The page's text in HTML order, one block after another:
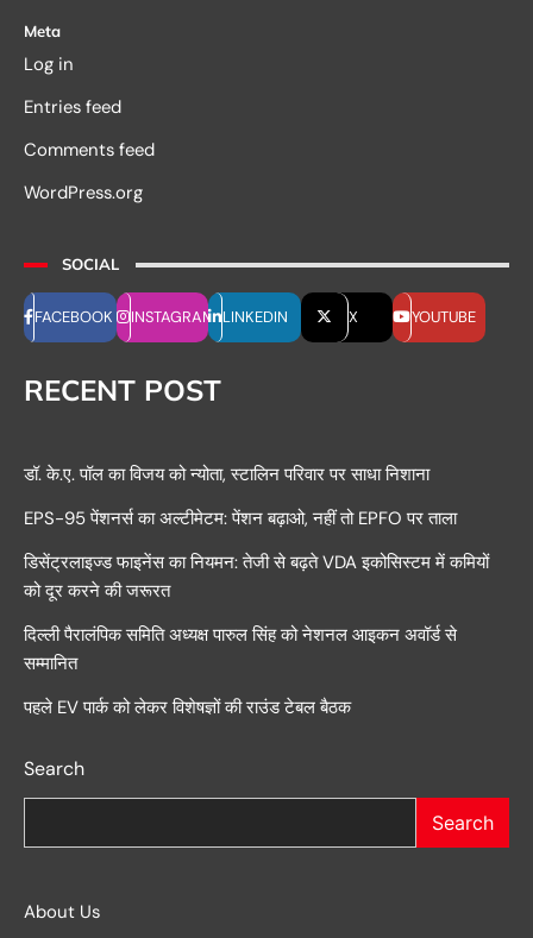
Meta
Log in
Entries feed
Comments feed
WordPress.org
SOCIAL
FACEBOOK INSTAGRAM LINKEDIN X YOUTUBE
RECENT POST
डॉ. के.ए. पॉल का विजय को न्योता, स्टालिन परिवार पर साधा निशाना
EPS-95 पेंशनर्स का अल्टीमेटम: पेंशन बढ़ाओ, नहीं तो EPFO पर ताला
डिसेंट्रलाइज्ड फाइनेंस का नियमन: तेजी से बढ़ते VDA इकोसिस्टम में कमियों
को दूर करने की जरूरत
दिल्ली पैरालंपिक समिति अध्यक्ष पारुल सिंह को नेशनल आइकन अवॉर्ड से
सम्मानित
पहले EV पार्क को लेकर विशेषज्ञों की राउंड टेबल बैठक
Search
Search
About Us